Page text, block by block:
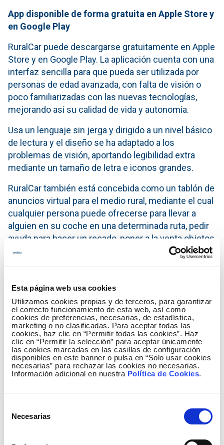
Esta página web usa cookies
Utilizamos cookies propias y de terceros, para garantizar
el correcto funcionamiento de esta web, así como
cookies de preferencias, necesarias, de estadística,
marketing o no clasificadas. Para aceptar todas las
cookies, haz clic en “Permitir todas las cookies”. Haz
clic en “Permitir la selección” para aceptar únicamente
las cookies marcadas en las casillas de configuración
disponibles en este banner o pulsa en “Solo usar cookies
necesarias” para rechazar las cookies no necesarias.
Información adicional en nuestra Política de Cookies.
Necesarias
App disponible de forma gratuita en Apple Store y
en Google Play
RuralCar puede descargarse gratuitamente en Apple
Store y en Google Play. La aplicación cuenta con una
interfaz sencilla para que pueda ser utilizada por
personas de edad avanzada, con falta de visión o
poco familiarizadas con las nuevas tecnologías,
mejorando así su calidad de vida y autonomía.
Usa un lenguaje sin jerga y dirigido a un nivel básico
de lectura y el diseño se ha adaptado a los
problemas de visión, aportando legibilidad extra
mediante un tamaño de letra e iconos grandes.
RuralCar también está concebida como un tablón de
anuncios virtual para el medio rural, mediante el cual
cualquier persona puede ofrecerse para llevar a
alguien en su coche en una determinada ruta, pedir
ayuda para hacer un recado, poner a la venta objetos
e incluso demandar u ofrecer un servicio (recogida
La app segmenta por área o comarca la información
relevante para sus habitantes y les envía alertas y
notificaciones al móvil.
Pioneros en el reto de la movilidad rural
“Se dan las circunstancias en esta recuperación en
clave digital, medioambiental, cohesionada e
igualitaria para aunar fuerzas entre el Gobierno de La
que la sociedad demanda: la transición hacia una
movilidad sostenible”, ha destacado la directora
general de Desarrollo Rural y Reto Demográfico,